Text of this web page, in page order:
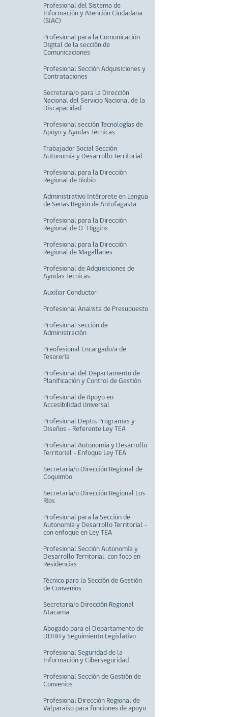
Profesional del Sistema de
Información y Atención Ciudadana
(SIAC)
Profesional para la Comunicación
Digital de la sección de
Comunicaciones
Profesional Sección Adquisiciones y
Contrataciones
Secretaria/o para la Dirección
Nacional del Servicio Nacional de la
Discapacidad
Profesional sección Tecnologías de
Apoyo y Ayudas Técnicas
Trabajador Social Sección
Autonomía y Desarrollo Territorial
Profesional para la Dirección
Regional de Biobío
Administrativo Intérprete en Lengua
de Señas Región de Antofagasta
Profesional para la Dirección
Regional de O´Higgins
Profesional para la Dirección
Regional de Magallanes
Profesional de Adquisiciones de
Ayudas Técnicas
Auxiliar Conductor
Profesional Analista de Presupuesto
Profesional sección de
Administración
Preofesional Encargado/a de
Tesorería
Profesional del Departamento de
Planificación y Control de Gestión
Profesional de Apoyo en
Accesibilidad Universal
Profesional Depto. Programas y
Diseños - Referente Ley TEA
Profesional Autonomía y Desarrollo
Territorial - Enfoque Ley TEA
Secretaria/o Dirección Regional de
Coquimbo
Secretaria/o Dirección Regional Los
Ríos
Profesional para la Sección de
Autonomía y Desarrollo Territorial –
con enfoque en Ley TEA
Profesional Sección Autonomía y
Desarrollo Territorial, con foco en
Residencias
Técnico para la Sección de Gestión
de Convenios
Secretaria/o Dirección Regional
Atacama
Abogado para el Departamento de
DDHH y Seguimiento Legislativo
Profesional Seguridad de la
Información y Ciberseguridad
Profesional Sección de Gestión de
Convenios
Profesional Dirección Regional de
Valparaíso para funciones de apoyo